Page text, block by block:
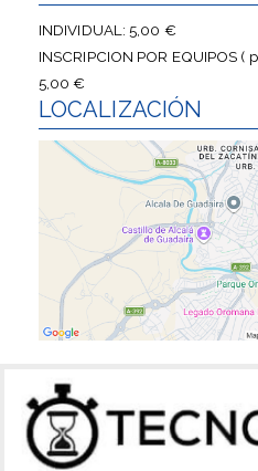
INDIVIDUAL: 5,00 €
INSCRIPCION POR EQUIPOS
5,00 €
LOCALIZACIÓN